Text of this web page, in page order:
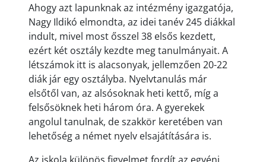
Ahogy azt lapunknak az intézmény igazgatója,
Nagy Ildikó elmondta, az idei tanév 245 diákkal
indult, mivel most ősszel 38 elsős kezdett,
ezért két osztály kezdte meg tanulmányait. A
létszámok itt is alacsonyak, jellemzően 20-22
diák jár egy osztályba. Nyelvtanulás már
elsőtől van, az alsósoknak heti kettő, míg a
felsősöknek heti három óra. A gyerekek
angolul tanulnak, de szakkör keretében van
lehetőség a német nyelv elsajátítására is.